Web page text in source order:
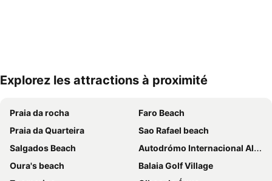
Explorez les attractions à proximité
Praia da rocha
Faro Beach
Praia da Quarteira
Sao Rafael beach
Salgados Beach
Autodrómo Internacional Algarve
Oura's beach
Balaia Golf Village